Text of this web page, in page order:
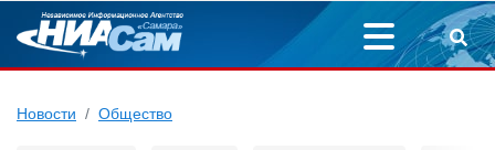
Новости Общество